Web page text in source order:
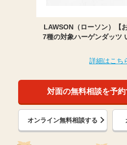
LAWSON（ローソン）【
7種の対象ハーゲンダッツ
詳細はこち
対面の無料相談を予約
オンライン無料相談する